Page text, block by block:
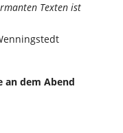
Texten ist
an dem Abend